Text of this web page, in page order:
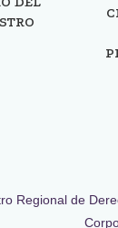
Regional de